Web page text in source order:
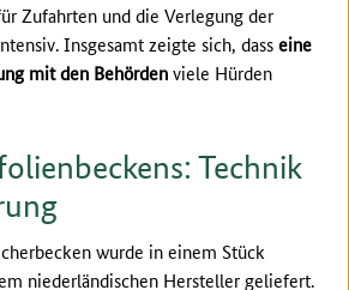
Zufahrten und die Verlegung der
Insgesamt zeigte sich, dasseine
mit den Behördenviele Hürden
Technik
wurde in einem Stück
niederländischen Hersteller geliefert.